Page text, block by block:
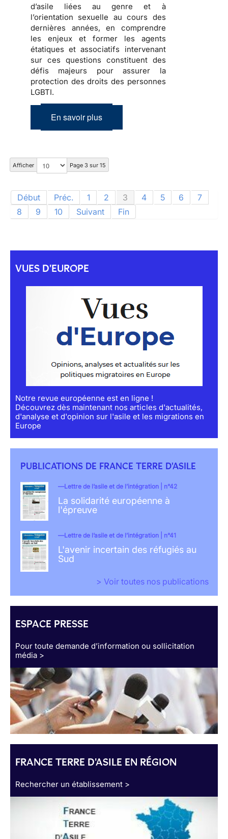
d’asile liées au genre et à
l’orientation sexuelle au cours des
dernières années, en comprendre
les enjeux et former les agents
étatiques et associatifs intervenant
sur ces questions constituent des
défis majeurs pour assurer la
protection des droits des personnes
LGBTI.
En savoir plus
Afficher Page 3 sur 15
Début Préc. 1 2 3 4 5 6
7
8
9 10 Suivant Fin
VUES D'EUROPE
Notre revue européenne est en ligne !
Découvrez dès maintenant nos articles d'actualités,
d'analyse et d'opinion sur l'asile et les migrations en
Europe
PUBLICATIONS DE FRANCE TERRE D'ASILE
Lettre de l’asile et de l’intégration | n°42
La solidarité européenne à
l'épreuve
Lettre de l’asile et de l’intégration | n°41
L'avenir incertain des réfugiés au
Sud
> Voir toutes nos publications
ESPACE PRESSE
Pour toute demande d’information ou sollicitation
média >
FRANCE TERRE D'ASILE EN RÉGION
Rechercher un établissement >